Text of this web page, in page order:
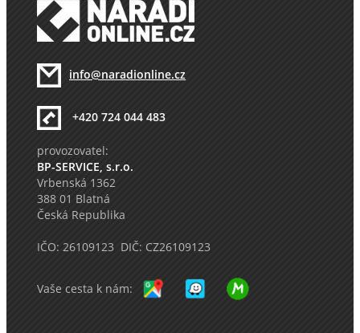
info@naradionline.cz
+420 724 044 483
provozovatel:
BP-SERVICE, s.r.o.
Vrbenská 1362
388 01 Blatná
Česká Republika
IČO: 26109123 DIČ: CZ26109123
Vaše cesta k nám: